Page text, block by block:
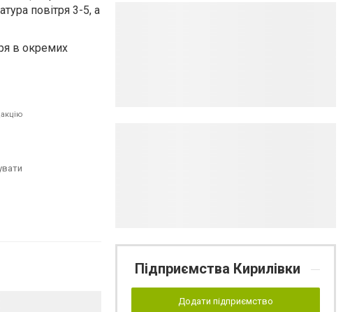
повітря 3-5, а
в окремих
Підприємства Кирилівки
Додати підприємство